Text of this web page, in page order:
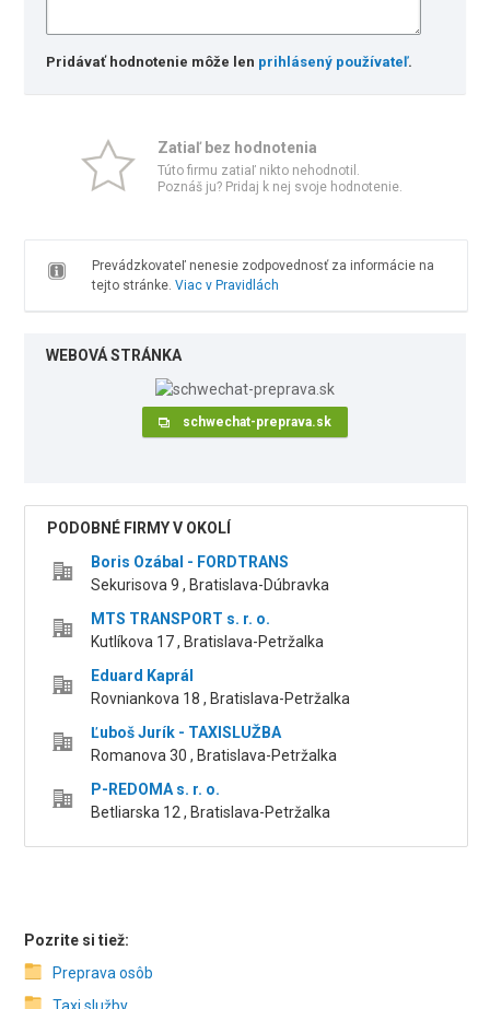
Pridávať hodnotenie môže len prihlásený používateľ.
Zatiaľ bez hodnotenia
Túto firmu zatiaľ nikto nehodnotil.
Poznáš ju? Pridaj k nej svoje hodnotenie.
Prevádzkovateľ nenesie zodpovednosť za informácie na
tejto stránke. Viac v Pravidlách
WEBOVÁ STRÁNKA
schwechat-preprava.sk
PODOBNÉ FIRMY V OKOLÍ
Boris Ozábal - FORDTRANS
Sekurisova 9 , Bratislava-Dúbravka
MTS TRANSPORT s. r. o.
Kutlíkova 17 , Bratislava-Petržalka
Eduard Kaprál
Rovniankova 18 , Bratislava-Petržalka
Ľuboš Jurík - TAXISLUŽBA
Romanova 30 , Bratislava-Petržalka
P-REDOMA s. r. o.
Betliarska 12 , Bratislava-Petržalka
Pozrite si tiež:
Preprava osôb